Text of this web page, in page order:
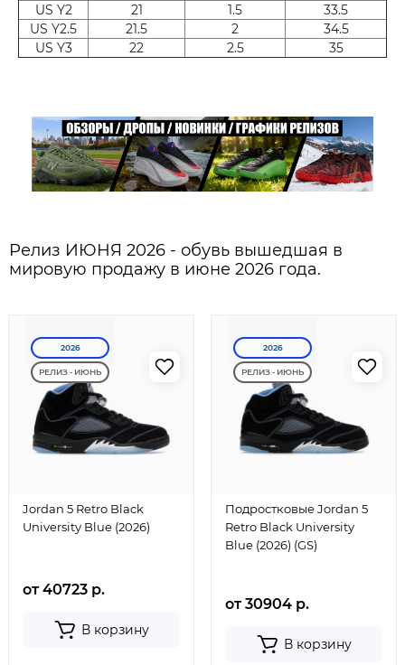
US Y2
21 1.5
33.5
US Y2.5
21.5 2
34.5
US Y3
22 2.5 35
Релиз ИЮНЯ 2026 - обувь вышедшая в
мировую продажу в июне 2026 года.
2026
РЕЛИЗ - ИЮНЬ
Jordan 5 Retro Black
University Blue (2026)
от 40723 р.
В корзину
2026
РЕЛИЗ - ИЮНЬ
Подростковые Jordan 5
Retro Black University
Blue (2026) (GS)
от 30904 р.
В корзину